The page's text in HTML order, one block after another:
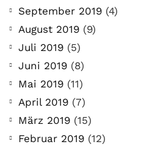
September 2019 (4)
August 2019 (9)
Juli 2019 (5)
Juni 2019 (8)
Mai 2019 (11)
April 2019 (7)
März 2019 (15)
Februar 2019 (12)